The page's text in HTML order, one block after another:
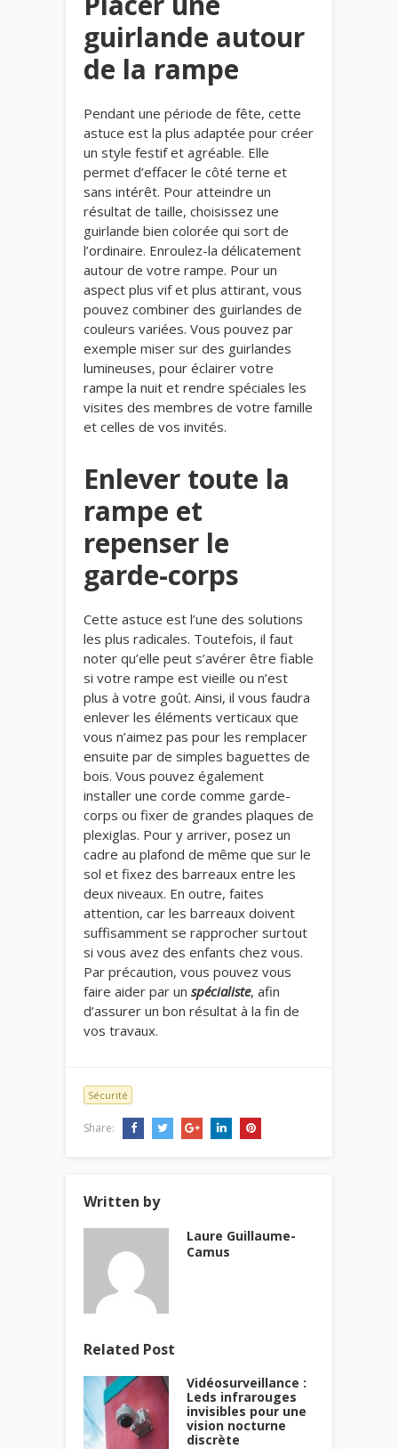
guirlande autour
de la rampe
Pendant une période de fête, cette
astuce est la plus adaptée pour créer
un style festif et agréable. Elle
permet d’effacer le côté terne et
sans intérêt. Pour atteindre un
résultat de taille, choisissez une
guirlande bien colorée qui sort de
l’ordinaire. Enroulez-la délicatement
autour de votre rampe. Pour un
aspect plus vif et plus attirant, vous
pouvez combiner des guirlandes de
couleurs variées. Vous pouvez par
exemple miser sur des guirlandes
lumineuses, pour éclairer votre
rampe la nuit et rendre spéciales les
visites des membres de votre famille
et celles de vos invités.
Enlever toute la
rampe et
repenser le
garde-corps
Cette astuce est l’une des solutions
les plus radicales. Toutefois, il faut
noter qu’elle peut s’avérer être fiable
si votre rampe est vieille ou n’est
plus à votre goût. Ainsi, il vous faudra
enlever les éléments verticaux que
vous n’aimez pas pour les remplacer
ensuite par de simples baguettes de
bois. Vous pouvez également
installer une corde comme garde-
corps ou fixer de grandes plaques de
plexiglas. Pour y arriver, posez un
cadre au plafond de même que sur le
sol et fixez des barreaux entre les
deux niveaux. En outre, faites
attention, car les barreaux doivent
suffisamment se rapprocher surtout
si vous avez des enfants chez vous.
Par précaution, vous pouvez vous
faire aider par un spécialiste, afin
d’assurer un bon résultat à la fin de
vos travaux.
Sécurité
Share:
Written by
Laure Guillaume-
Camus
Related Post
Vidéosurveillance :
Leds infrarouges
invisibles pour une
vision nocturne
discrète